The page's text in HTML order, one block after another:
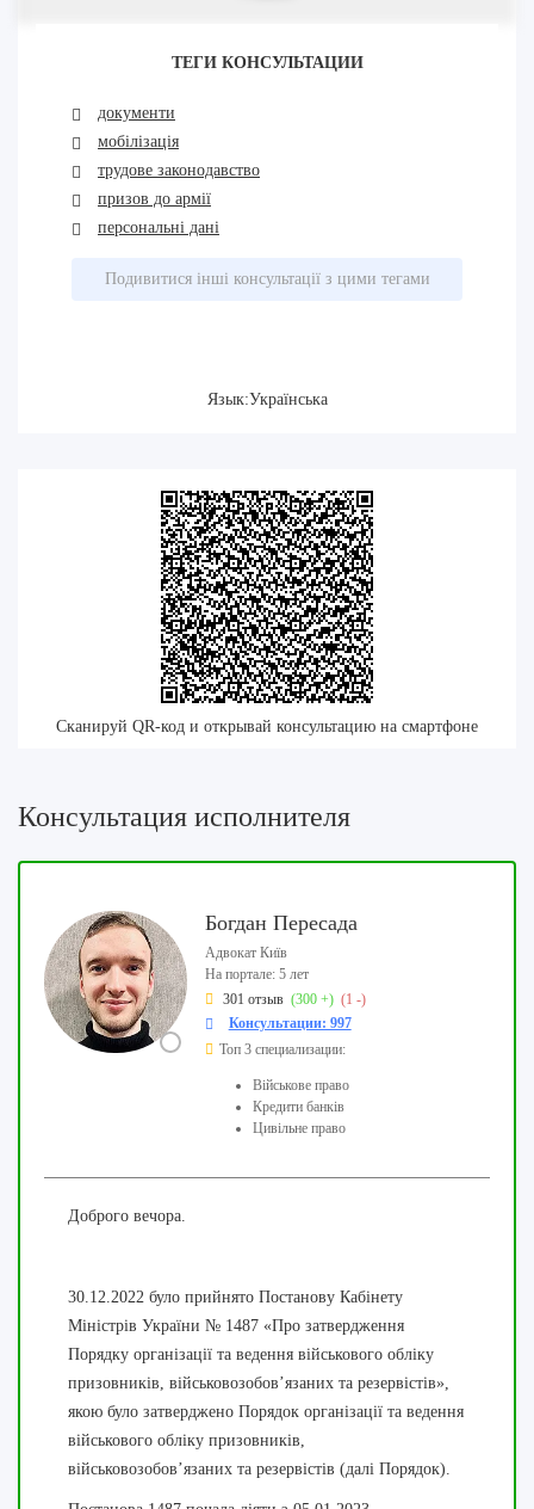
ТЕГИ КОНСУЛЬТАЦИИ
документи
мобілізація
трудове законодавство
призов до армії
персональні дані
Подивитися інші консультації з цими тегами
Язык:Українська
Сканируй QR-код и открывай консультацию на смартфоне
Консультация исполнителя
Богдан Пересада
Адвокат Київ
На портале: 5 лет
301 отзыв (300 +) (1 -)
Консультации: 997
Топ 3 специализации:
Військове право
Кредити банків
Цивільне право
Доброго вечора.
30.12.2022 було прийнято Постанову Кабінету
Міністрів України № 1487 «Про затвердження
Порядку організації та ведення військового обліку
призовників, військовозобов’язаних та резервістів»,
якою було затверджено Порядок організації та ведення
військового обліку призовників,
військовозобов’язаних та резервістів (далі Порядок).